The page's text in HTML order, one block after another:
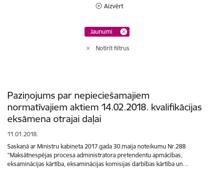
Aizvērt
Jaunumi
Notīrīt filtrus
Paziņojums par nepieciešamajiem
normatīvajiem aktiem 14.02.2018. kvalifikācijas
eksāmena otrajai daļai
11.01.2018.
Saskaņā ar Ministru kabineta 2017.gada 30.maija noteikumu Nr.288
"Maksātnespējas procesa administratora pretendentu apmācības,
eksaminācijas kārtība, eksaminācijas komisijas darbības kārtība un…